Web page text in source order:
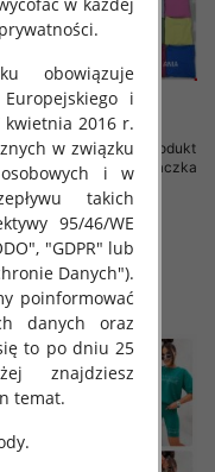
damskie (Polska produkt
Standard , Mix Kolor Paczka
5 szt
65.00 zł
szczegóły
obowiązuje
i
kwietnia 2016 r.
w związku
i w
takich
95/46/WE
"GDPR" lub
Danych").
poinformować
danych oraz
to po dniu 25
znajdziesz
temat.